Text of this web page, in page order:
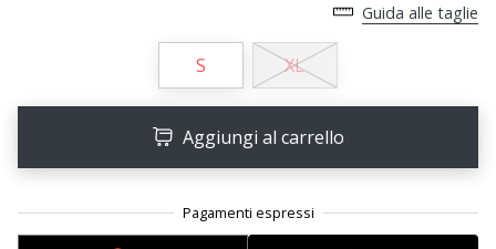
Weplayvolleyball
tuo
personale,
Guida alle taglie
S XL
Aggiungi al carrello